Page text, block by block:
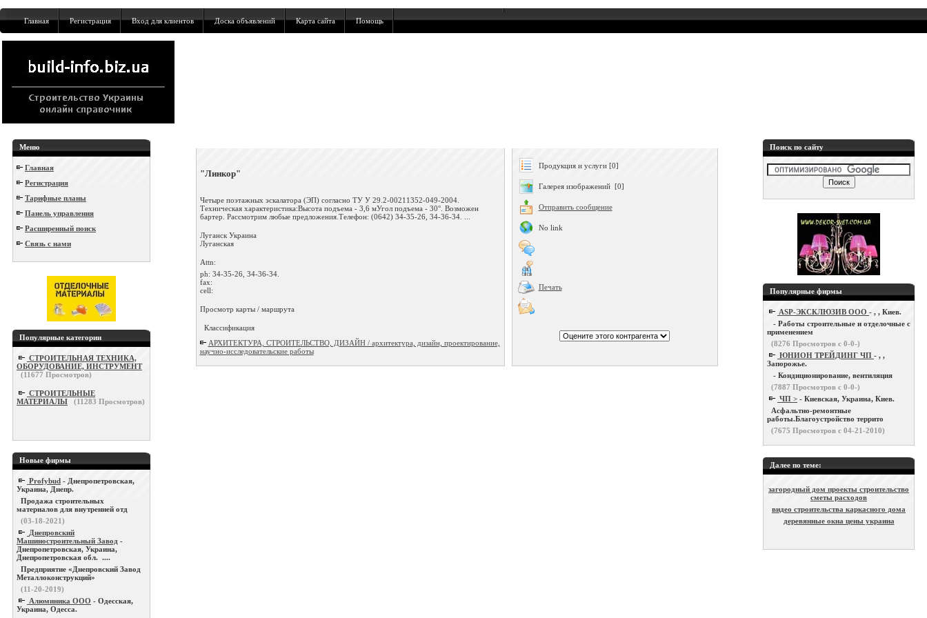
Главная Регистрация Вход для клиентов Доска объявлений Карта сайта Помощь
Меню
Главная
Регистрация
Тарифные планы
Панель управления
Расширенный поиск
Связь с нами
Популярные категории
СТРОИТЕЛЬНАЯ ТЕХНИКА,
ОБОРУДОВАНИЕ, ИНСТРУМЕНТ
(11677 Просмотров)
СТРОИТЕЛЬНЫЕ
МАТЕРИАЛЫ
(11283 Просмотров)
Новые фирмы
Profybud - Днепропетровская,
Украина, Днепр.
Продажа строительных
материалов для внутренней отд
(03-18-2021)
Днепровский
Машиностроительный Завод -
Днепропетровская, Украина,
Днепропетровская обл. ....
Предприятие «Днепровский Завод
Металлоконструкций»
(11-20-2019)
Алюминика ООО - Одесская,
Украина, Одесса.
"Линкор"
Четыре поэтажных эскалатора (ЭП) согласно ТУ У 29.2-00211352-049-2004.
Техническая характеристика:Высота подъема - 3,6 мУгол подъема - 30°. Возможен
бартер. Рассмотрим любые предложения.Телефон: (0642) 34-35-26, 34-36-34. ...
Луганск Украина
Луганская
Attn:
ph: 34-35-26, 34-36-34.
fax:
cell:
Просмотр карты / маршрута
Классификация
АРХИТЕКТУРА, СТРОИТЕЛЬСТВО, ДИЗАЙН / архитектура, дизайн, проектирование,
научно-исследовательские работы
Продукция и услуги [0]
Галерея изображений [0]
Отправить сообщение
No link
Печать
Поиск по сайту
Популярные фирмы
ASP-ЭКСКЛЮЗИВ ООО - , , Киев.
- Работы строительные и отделочные с
применением
(8276 Просмотров с 0-0-)
ЮНИОН ТРЕЙДИНГ ЧП - , ,
Запорожье.
- Кондиционирование, вентиляция
(7887 Просмотров с 0-0-)
ЧП > - Киевская, Украина, Киев.
Асфальтно-ремонтные
работы.Благоустройство террито
(7675 Просмотров с 04-21-2010)
Далее по теме:
загородный дом проекты строительство
сметы расходов
видео строительства каркасного дома
деревянные окна цены украина